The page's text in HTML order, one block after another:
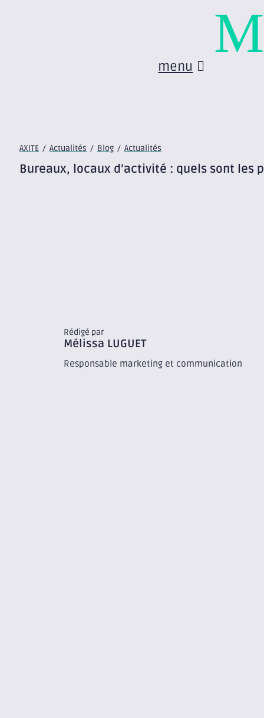
menu
AXITE / Actualités / Blog / Actualités
Bureaux, locaux d’activité : quels sont les
Rédigé par
Mélissa LUGUET
Responsable marketing et communication
M